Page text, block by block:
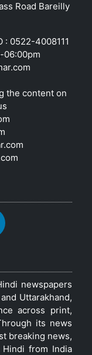
Road Bareilly
: 0522-4008111
06:00pm
the content on
newspapers
Uttarakhand,
across print,
its news
breaking news,
from India